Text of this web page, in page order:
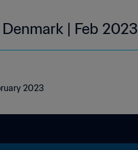
| Feb 2023
2023